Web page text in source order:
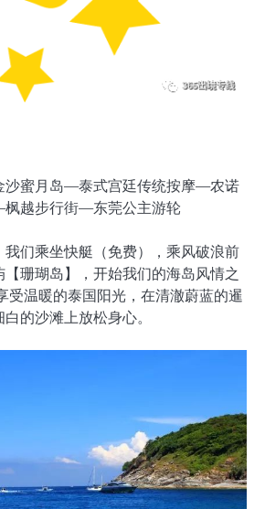
蜜月岛—泰式宫廷传统按摩—农诺
越步行街—东莞公主游轮
们乘坐快艇（免费），乘风破浪前
珊瑚岛】，开始我们的海岛风情之
受温暖的泰国阳光，在清澈蔚蓝的暹
的沙滩上放松身心。